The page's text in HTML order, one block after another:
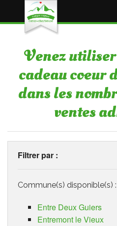
Accueil
Espace « Employeur »
Espace « Particulier »
Points de vente adhérents
Venez utiliser
cadeau coeur
dans les
ventes
Filtrer par :
Commune(s) disponible(s) :
Entre Deux Guiers
Entremont le Vieux